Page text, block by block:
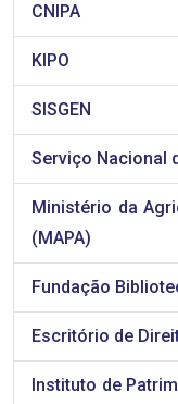
CNIPA
KIPO
SISGEN
Serviço Nacional
Ministério da
(MAPA)
Fundação
Escritório de
Instituto de